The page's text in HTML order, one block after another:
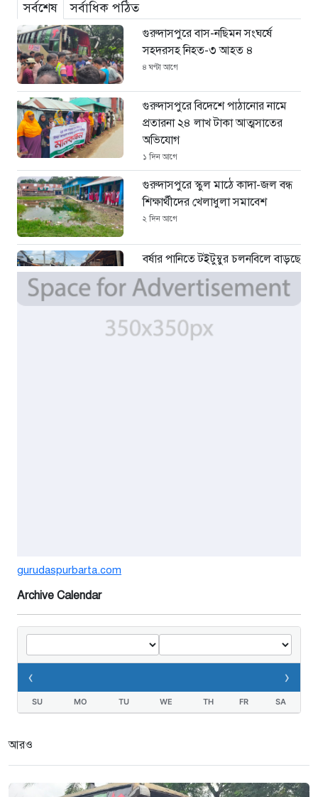
সর্বশেষ সর্বাধিক পঠিত
গুরুদাসপুরে বাস-নছিমন সংঘর্ষে
সহদরসহ নিহত-৩ আহত ৪
৪ ঘণ্টা আগে
গুরুদাসপুরে বিদেশে পাঠানোর নামে
প্রতারনা ২৪ লাখ টাকা আত্মসাতের
অভিযোগ
১ দিন আগে
গুরুদাসপুরে স্কুল মাঠে কাদা-জল বন্ধ
শিক্ষার্থীদের খেলাধুলা সমাবেশ
২ দিন আগে
বর্ষার পানিতে টইটুম্বুর চলনবিলে বাড়ছে
ডিঙি নৌকার চাহিদা
৪ দিন আগে
সিন্ডিকেটের কবজায় পাটের বাজার,
তথ্যবিভ্রাট সংবাদের প্রতিবাদে
gurudaspurbarta.com
Archive Calendar
‹ ›
SU MO TU WE TH FR SA
আরও